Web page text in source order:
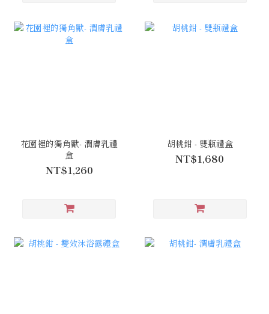
花園裡的獨角獸- 潤膚乳禮
盒
NT$1,260
胡桃鉗 - 雙瓶禮盒
NT$1,680